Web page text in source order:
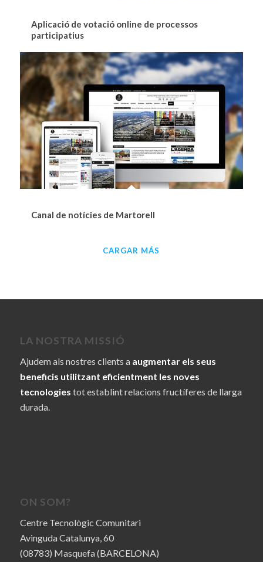
Aplicació de votació online de processos
participatius
Canal de notícies de Martorell
CARGAR MÁS
LA NOSTRA MISSIÓ
Ajudem als nostres clients a augmentar els seus
beneficis utilitzant eficientment les noves
tecnologies tot establint relacions fructíferes de llarga
durada.
ON SOM?
Centre Tecnològic Comunitari
Avinguda Catalunya, 60
(08783) Masquefa (BARCELONA)